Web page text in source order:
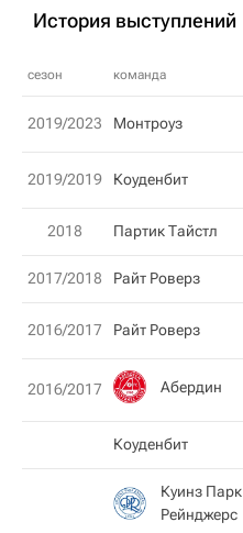
История выступлений
сезон команда
2019/2023 Монтроуз
2019/2019 Коуденбит
2018 Партик Тайстл
2017/2018 Райт Роверз
2016/2017 Райт Роверз
2016/2017 Абердин
Коуденбит
Куинз Парк
Рейнджерс